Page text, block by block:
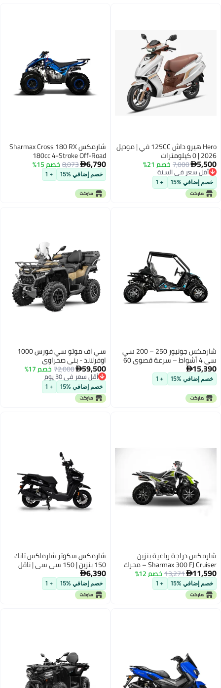
Hero هيرو داش 125CC في | موديل
2026 | 0 كيلومترات
5,500
7,000خصم 21%
أقل سعر في السنة
أقل سعر في السنة
خصم إضافي %15 + 1
شارمكس Sharmax Cross 180 RX
180cc 4-Stroke Off-Road
Motorcycle, CVT Automatic, Electric
Start
6,790
8,073خصم 15%
خصم إضافي %15 + 1
شارمكس جونيور 250 – 200 سي
سي 4 أشواط – سرعة قصوى 60
ديسك هيدروليكية – حزام أمان –
مناسب للأطفال والشباب
15,390
خصم إضافي %15 + 1
سي اف موتو سي فورس 1000
اوفرلاند - بني صحراوي
59,500
72,000خصم 17%
أقل سعر في 30 يوم
أقل سعر في 30 يوم
خصم إضافي %15 + 1
شارمكس دراجة رباعية بنزين
Sharmax 300 FJ Cruiser – محرك
300 سي سي، 25 حصان، 4 أشواط،
ناقل حركة يدوي
11,590
13,271خصم 12%
خصم إضافي %15 + 1
شارمكس سكوتر شارماكس تانك
150 بنزين | 150 سي سي | ناقل
حركة أوتوماتيكي CVT | سكوتر
مثالي للمدينة
6,390
خصم إضافي %15 + 1